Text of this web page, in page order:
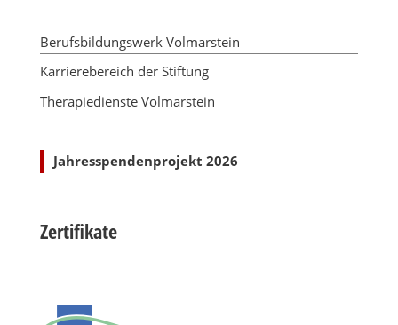
Berufsbildungswerk Volmarstein
Karrierebereich der Stiftung
Therapiedienste Volmarstein
Jahresspendenprojekt 2026
Zertifikate